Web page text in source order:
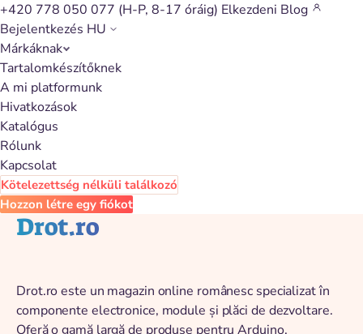
+420 778 050 077 (H-P, 8-17 óráig) Elkezdeni Blog
Bejelentkezés HU
Márkáknak
Tartalomkészítőknek
A mi platformunk
Hivatkozások
Katalógus
Rólunk
Kapcsolat
Kötelezettség nélküli találkozó
Hozzon létre egy fiókot
Vissza a katalógushoz
Drot.ro
Drot.ro este un magazin online românesc specializat în
componente electronice, module și plăci de dezvoltare.
Oferă o gamă largă de produse pentru Arduino,